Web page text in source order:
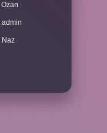
Ozan
admin
Naz